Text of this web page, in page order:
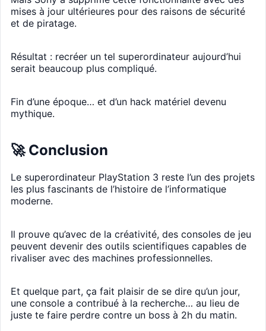
mises à jour ultérieures pour des raisons de sécurité
et de piratage.
Résultat : recréer un tel superordinateur aujourd’hui
serait beaucoup plus compliqué.
Fin d’une époque… et d’un hack matériel devenu
mythique.
🚀 Conclusion
Le superordinateur PlayStation 3 reste l’un des projets
les plus fascinants de l’histoire de l’informatique
moderne.
Il prouve qu’avec de la créativité, des consoles de jeu
peuvent devenir des outils scientifiques capables de
rivaliser avec des machines professionnelles.
Et quelque part, ça fait plaisir de se dire qu’un jour,
une console a contribué à la recherche… au lieu de
juste te faire perdre contre un boss à 2h du matin.